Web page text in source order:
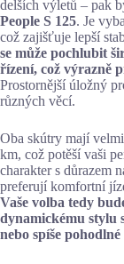
delších výletů – pak
People S 125. Je
což zajišťuje lepší
se může pochlubit
řízení, což výrazně
Prostornější úložný
různých věcí.
Oba skútry mají
km, což potěší vaši
charakter s důrazem
preferují komfortní
Vaše volba tedy
dynamickému stylu
nebo spíše